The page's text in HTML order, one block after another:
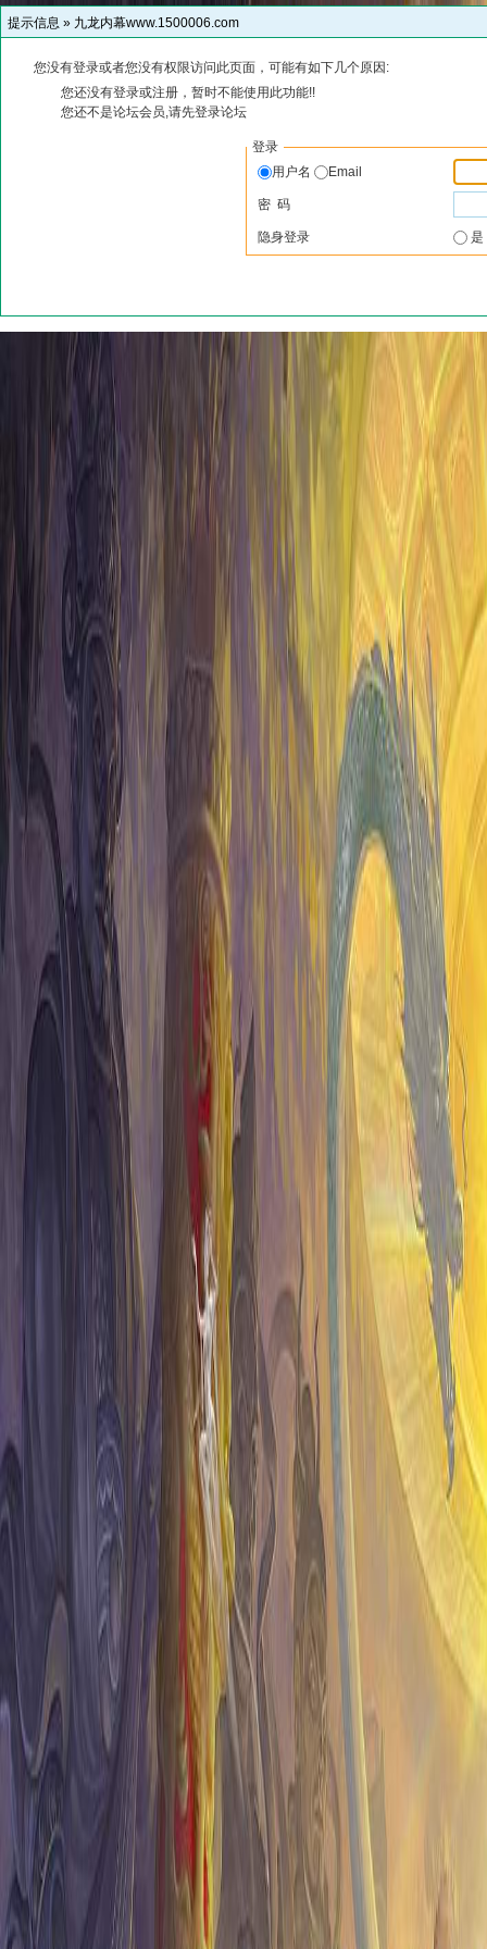
提示信息 » 九龙内幕www.1500006.com
您没有登录或者您没有权限访问此页面，可能有如下几个原因:
您还没有登录或注册，暂时不能使用此功能!!
您还不是论坛会员,请先登录论坛
登录
用户名
Email
密 码
隐身登录